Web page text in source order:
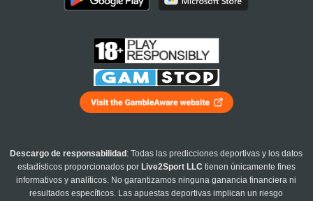
Descargo de responsabilidad : Todas las predicciones deportivas y los datos
estadísticos proporcionados por Live2Sport LLC tienen únicamente fines
informativos y analíticos. No garantizamos ninguna ganancia financiera ni
resultados específicos. Las apuestas deportivas implican un riesgo